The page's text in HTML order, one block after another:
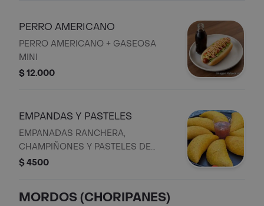
PERRO AMERICANO
PERRO AMERICANO + GASEOSA
MINI
$ 12.000
EMPANDAS Y PASTELES
EMPANADAS RANCHERA,
CHAMPIÑONES Y PASTELES DE
YUCA
$ 4500
MORDOS (CHORIPANES)